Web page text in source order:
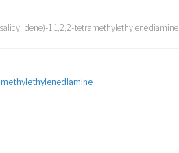
1,1,2,2-tetramethylethylenediamine